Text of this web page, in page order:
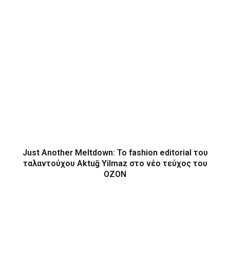
Just Another Meltdown: To fashion editorial του
ταλαντούχου Aktuğ Yilmaz στο νέο τεύχος του
OZON